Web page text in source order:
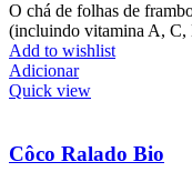
O chá de folhas de
(incluindo vitamina A, C,
Add to wishlist
Adicionar
Quick view
Côco Ralado Bio